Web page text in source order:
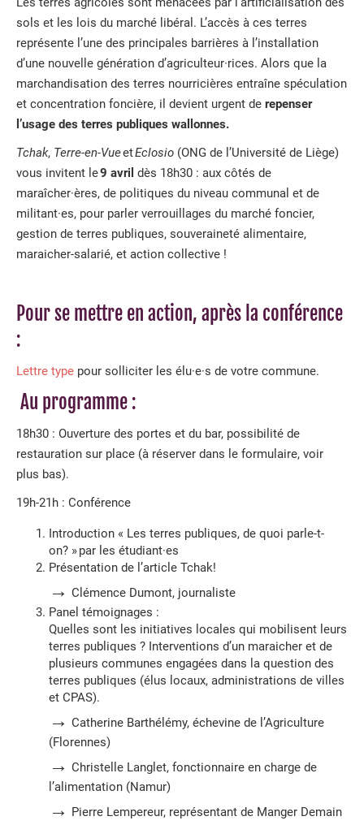
sols et les lois du marché libéral. L’accès à ces terres
représente l’une des principales barrières à l’installation
d’une nouvelle génération d’agriculteur·rices. Alors que la
marchandisation des terres nourricières entraîne spéculation
et concentration foncière, il devient urgent de repenser
l’usage des terres publiques wallonnes.
Tchak, Terre-en-VueetEclosio (ONG de l’Université de Liège)
vous invitent le9 avril dès 18h30 : aux côtés de
maraîcher·ères, de politiques du niveau communal et de
militant·es, pour parler verrouillages du marché foncier,
gestion de terres publiques, souveraineté alimentaire,
maraicher-salarié, et action collective !
Pour se mettre en action, après la conférence
:
Lettre type pour solliciter les élu·e·s de votre commune.
Au programme :
18h30 : Ouverture des portes et du bar, possibilité de
restauration sur place (à réserver dans le formulaire, voir
plus bas).
19h-21h : Conférence
Introduction « Les terres publiques, de quoi parle-t-
on? » par les étudiant·es
Présentation de l’article Tchak!
→ Clémence Dumont, journaliste
Panel témoignages :
Quelles sont les initiatives locales qui mobilisent leurs
terres publiques ? Interventions d’un maraicher et de
plusieurs communes engagées dans la question des
terres publiques (élus locaux, administrations de villes
et CPAS).
→ Catherine Barthélémy, échevine de l’Agriculture
(Florennes)
→ Christelle Langlet, fonctionnaire en charge de
l’alimentation (Namur)
→
Pierre Lempereur, représentant de Manger Demain